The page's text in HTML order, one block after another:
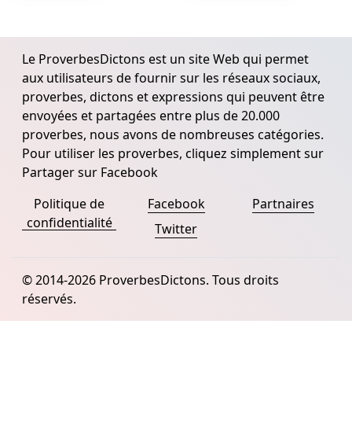
Le ProverbesDictons est un site Web qui permet
aux utilisateurs de fournir sur les réseaux sociaux,
proverbes, dictons et expressions qui peuvent être
envoyées et partagées entre plus de 20.000
proverbes, nous avons de nombreuses catégories.
Pour utiliser les proverbes, cliquez simplement sur
Partager sur Facebook
Politique de
confidentialité
Facebook
Twitter
Partnaires
© 2014-2026 ProverbesDictons. Tous droits
réservés.